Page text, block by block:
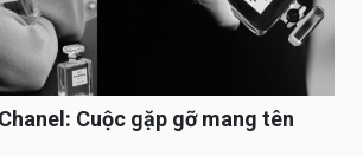
Cuộc gặp gỡ mang tên